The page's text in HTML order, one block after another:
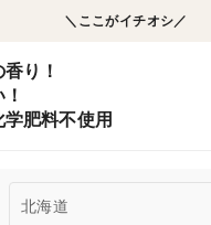
＼ここがイチオシ／
り！
学肥料不使用